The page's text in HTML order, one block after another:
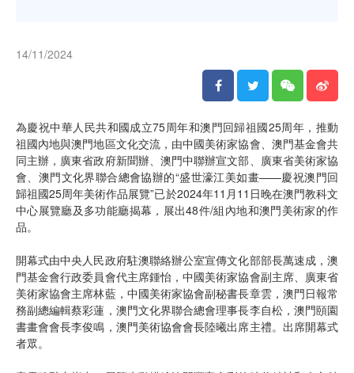
14/11/2024
為慶祝中華人民共和國成立75周年和澳門回歸祖國25周年，推動
祖國內地與澳門地區文化交流，由中國美術家協會、澳門基金會共
同主辦，廣東省政府新聞辦、澳門中聯辦宣文部、廣東省美術家協
會、澳門文化界聯合總會協辦的“盛世濠江美如畫——慶祝澳門回
歸祖國25周年美術作品展覽”已於2024年11月11日晚在澳門教科文
中心展覽廳及多功能廳揭幕，展出48件/組內地和澳門美術家的作
品。
開幕式由中央人民政府駐澳聯絡辦公室宣傳文化部部長萬速成，澳
門基金會行政委員會代主席鍾怡，中國美術家協會副主席、廣東省
美術家協會主席林藍，中國美術家協會副秘書長章雲，澳門日報常
務副總編輯蔡彩蓮，澳門文化界聯合總會理事長李自松，澳門頤園
書畫會會長李俊鳴，澳門美術協會會長陸曦出席主禮。出席開幕式
者眾。